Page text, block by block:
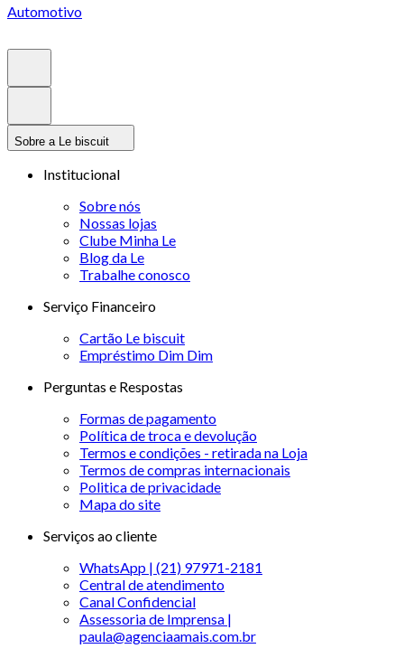
Automotivo
Sobre a Le biscuit
Institucional
Sobre nós
Nossas lojas
Clube Minha Le
Blog da Le
Trabalhe conosco
Serviço Financeiro
Cartão Le biscuit
Empréstimo Dim Dim
Perguntas e Respostas
Formas de pagamento
Política de troca e devolução
Termos e condições - retirada na Loja
Termos de compras internacionais
Politica de privacidade
Mapa do site
Serviços ao cliente
WhatsApp | (21) 97971-2181
Central de atendimento
Canal Confidencial
Assessoria de Imprensa |
paula@agenciaamais.com.br